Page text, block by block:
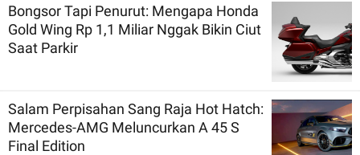
Bongsor Tapi Penurut: Mengapa Honda
Gold Wing Rp 1,1 Miliar Nggak Bikin Ciut
Saat Parkir
Salam Perpisahan Sang Raja Hot Hatch:
Mercedes-AMG Meluncurkan A 45 S
Final Edition